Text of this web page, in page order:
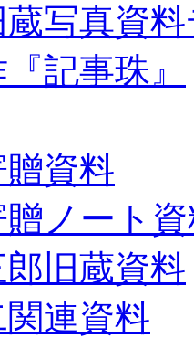
蔵写真資
記事珠』
資料
ノート
旧蔵資料
連資料